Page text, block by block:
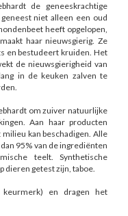
de geneeskrachtige
niet alleen een oud
heeft opgelopen,
haar nieuwsgierig. Ze
en bestudeert kruiden. Het
de nieuwsgierigheid van
in de keuken zalven te
om zuiver natuurlijke
Aan haar producten
kan beschadigen. Alle
95% van de ingrediënten
teelt. Synthetische
dieren getest zijn, taboe.
en dragen het